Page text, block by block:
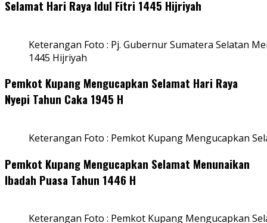
Selamat Hari Raya Idul Fitri 1445 Hijriyah
Keterangan Foto : Pj. Gubernur Sumatera Selatan
1445 Hijriyah
Pemkot Kupang Mengucapkan Selamat Hari Raya
Nyepi Tahun Caka 1945 H
Keterangan Foto : Pemkot Kupang Mengucapkan
Pemkot Kupang Mengucapkan Selamat Menunaikan
Ibadah Puasa Tahun 1446 H
Keterangan Foto : Pemkot Kupang Mengucapkan